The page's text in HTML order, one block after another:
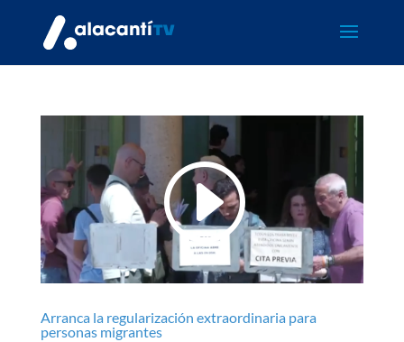
Arranca la regularización extraordinaria para
personas migrantes